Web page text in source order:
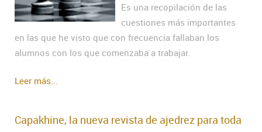
Es una recopilación de las
cuestiones más importantes
en las que he visto que con frecuencia fallaban los
alumnos con los que comenzaba a trabajar.
Leer más...
Capakhine, la nueva revista de ajedrez para toda